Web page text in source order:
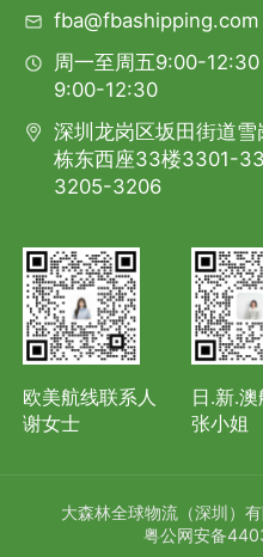
fba@fbashipping.com
周一至周五9:00-
9:00-12:30
深圳龙岗区坂田街道
栋东西座33楼3301-
3205-3206
欧美航线联系人
谢女士
日.新.
张小姐
大森林全球物流（深圳）
粤公网安备